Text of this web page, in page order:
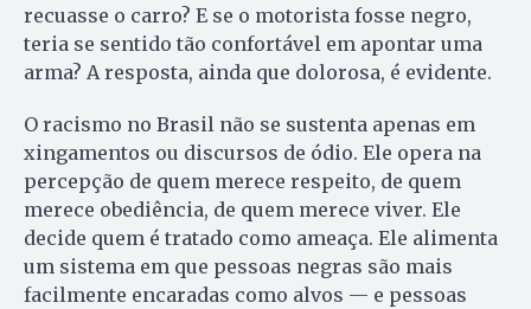
recuasse o carro? E se o motorista fosse negro,
teria se sentido tão confortável em apontar uma
arma? A resposta, ainda que dolorosa, é evidente.
O racismo no Brasil não se sustenta apenas em
xingamentos ou discursos de ódio. Ele opera na
percepção de quem merece respeito, de quem
merece obediência, de quem merece viver. Ele
decide quem é tratado como ameaça. Ele alimenta
um sistema em que pessoas negras são mais
facilmente encaradas como alvos — e pessoas